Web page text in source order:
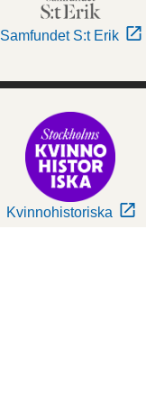
Samfundet S:t Erik
Kvinnohistoriska